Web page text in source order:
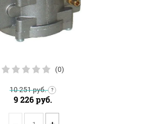
(0)
10 251руб. ?
9 226руб.